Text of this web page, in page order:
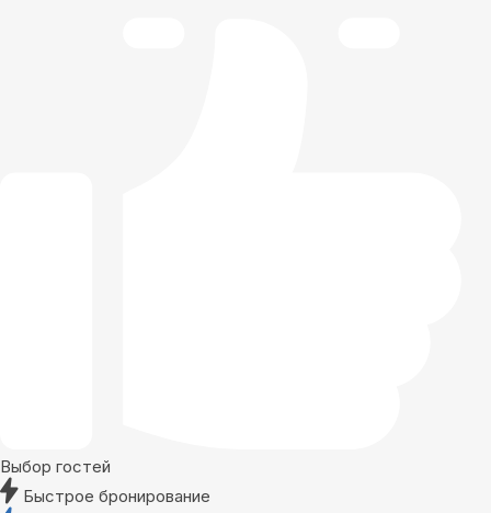
Выбор гостей
Быстрое бронирование